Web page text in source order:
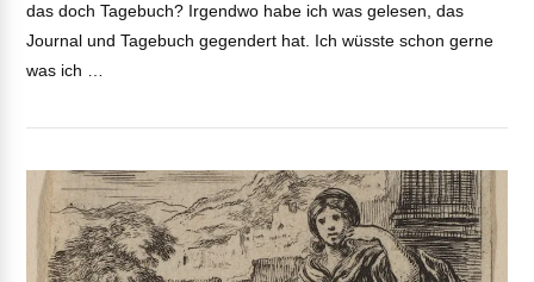
VIEW POST
das doch Tagebuch? Irgendwo habe ich was gelesen, das
Journal und Tagebuch gegendert hat. Ich wüsste schon gerne
was ich …